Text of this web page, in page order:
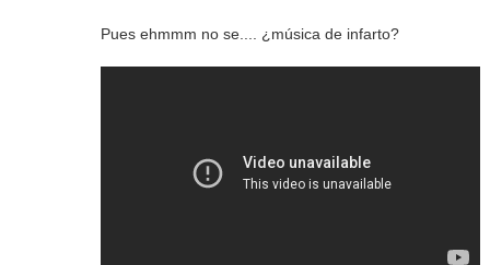
Pues ehmmm no se.... ¿música de infarto?